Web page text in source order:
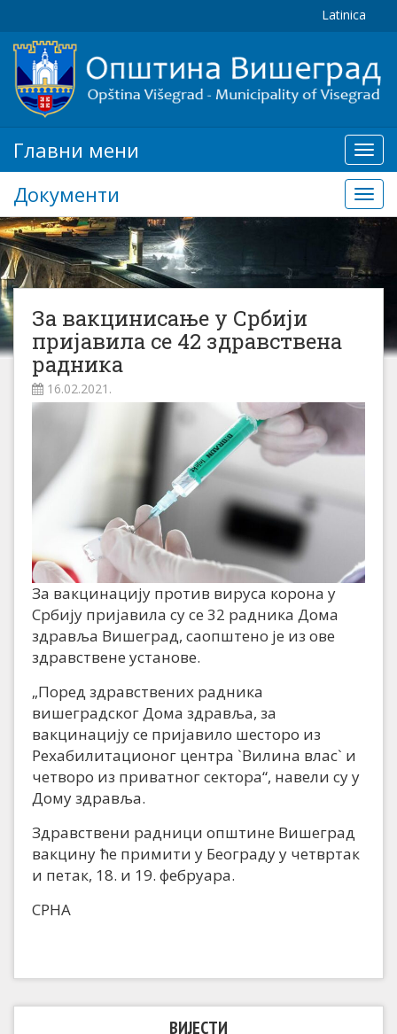
Latinica
мени
Главни мени
Документи
За вакцинисање у Србији
пријавила се 42 здравствена
радника
16.02.2021.
За вакцинацију против вируса корона у
Србију пријавила су се 32 радника Дома
здравља Вишеград, саопштено је из ове
здравствене установе.
„Поред здравствених радника
вишеградског Дома здравља, за
вакцинацију се пријавило шесторо из
Рехабилитационог центра `Вилина влас` и
четворо из приватног сектора“, навели су у
Дому здравља.
Здравствени радници општине Вишеград
вакцину ће примити у Београду у четвртак
и петак, 18. и 19. фебруара.
СРНА
ВИЈЕСТИ